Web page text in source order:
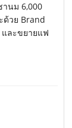
นม 6,000
ด้วย Brand
ละขยายแฟ